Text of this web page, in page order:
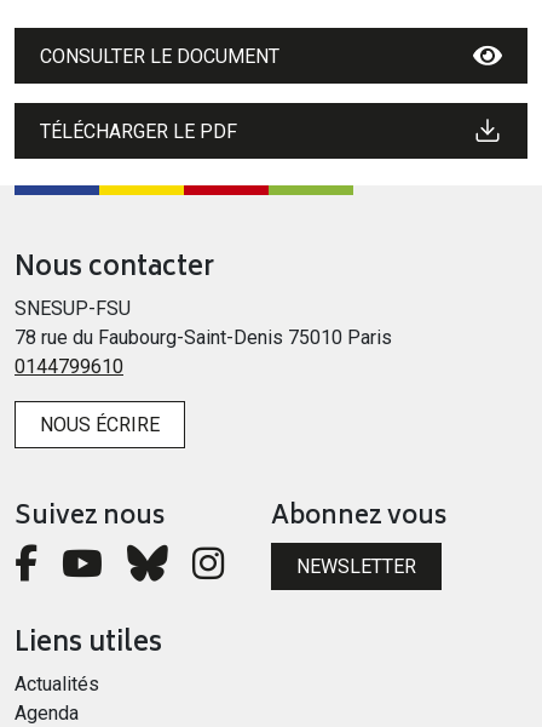
CONSULTER LE DOCUMENT
TÉLÉCHARGER LE PDF
Nous contacter
SNESUP-FSU
78 rue du Faubourg-Saint-Denis 75010 Paris
0144799610
NOUS ÉCRIRE
Suivez nous Abonnez vous
NEWSLETTER
Liens utiles
Actualités
Agenda